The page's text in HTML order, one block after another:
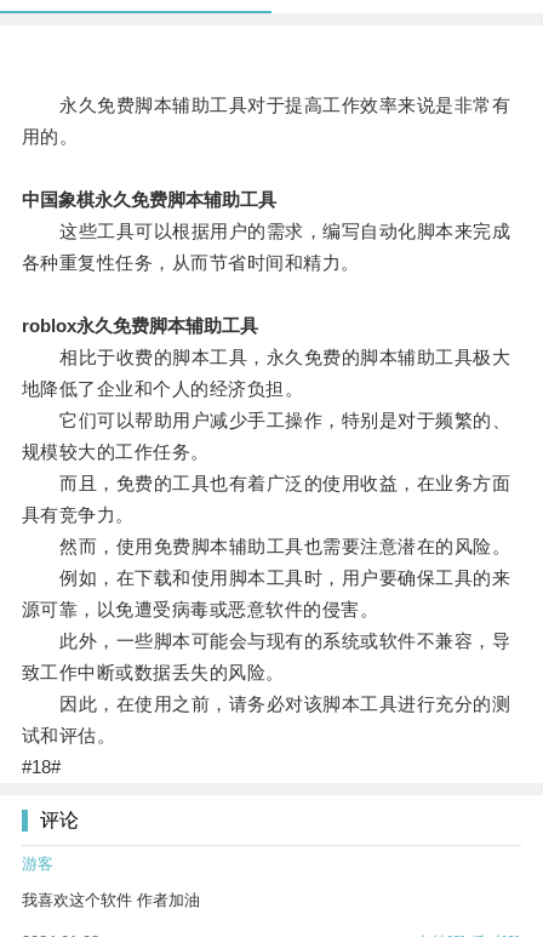
永久免费脚本辅助工具对于提高工作效率来说是非常有
用的。
中国象棋永久免费脚本辅助工具
这些工具可以根据用户的需求，编写自动化脚本来完成
各种重复性任务，从而节省时间和精力。
roblox永久免费脚本辅助工具
相比于收费的脚本工具，永久免费的脚本辅助工具极大
地降低了企业和个人的经济负担。
它们可以帮助用户减少手工操作，特别是对于频繁的、
规模较大的工作任务。
而且，免费的工具也有着广泛的使用收益，在业务方面
具有竞争力。
然而，使用免费脚本辅助工具也需要注意潜在的风险。
例如，在下载和使用脚本工具时，用户要确保工具的来
源可靠，以免遭受病毒或恶意软件的侵害。
此外，一些脚本可能会与现有的系统或软件不兼容，导
致工作中断或数据丢失的风险。
因此，在使用之前，请务必对该脚本工具进行充分的测
试和评估。
#18#
评论
游客
我喜欢这个软件 作者加油